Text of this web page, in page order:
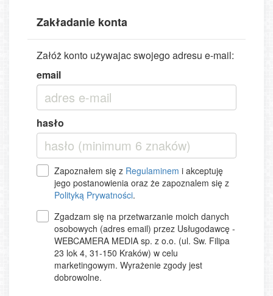
Zakładanie konta
Załóż konto używajac swojego adresu e-mail:
email
hasło
Zapoznałem się z Regulaminem i akceptuję
jego postanowienia oraz że zapoznalem się z
Polityką Prywatności.
Zgadzam się na przetwarzanie moich danych
osobowych (adres email) przez Usługodawcę -
WEBCAMERA MEDIA sp. z o.o. (ul. Sw. Filipa
23 lok 4, 31-150 Kraków) w celu
marketingowym. Wyrażenie zgody jest
dobrowolne.